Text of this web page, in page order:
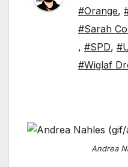
#Orange,
#Sarah
, #SPD,
#Wiglaf
Andrea